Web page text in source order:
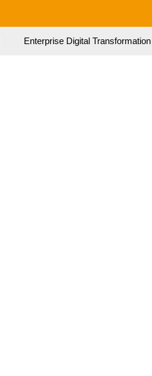
Enterprise Digital Transformation